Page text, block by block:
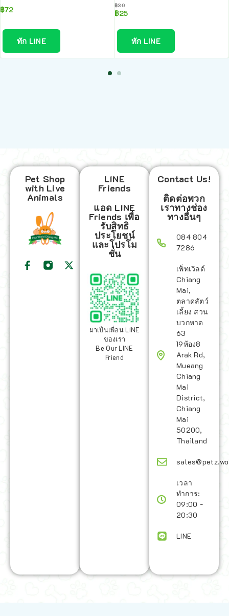
฿72
ทัก LINE
฿30
฿25
ทัก LINE
Pet Shop
with Live
Animals
LINE
Friends
แอด LINE
Friends เพื่อ
รับสิทธิ
ประโยชน์
และโปรโม
ชั่น
มาเป็นเพื่อน LINE
ของเรา
Be Our LINE
Friend
Contact Us!
ติดต่อพวก
เราทางช่อง
ทางอื่นๆ
084 804
7286
เพ็ทเวิลด์
Chiang
Mai,
ตลาดสัตว์
เลี้ยง สวน
บวกหาด
63
19ห้อง8
Arak Rd,
Mueang
Chiang
Mai
District,
Chiang
Mai
50200,
Thailand
เวลา
ทำการ:
09:00 -
20:30
LINE